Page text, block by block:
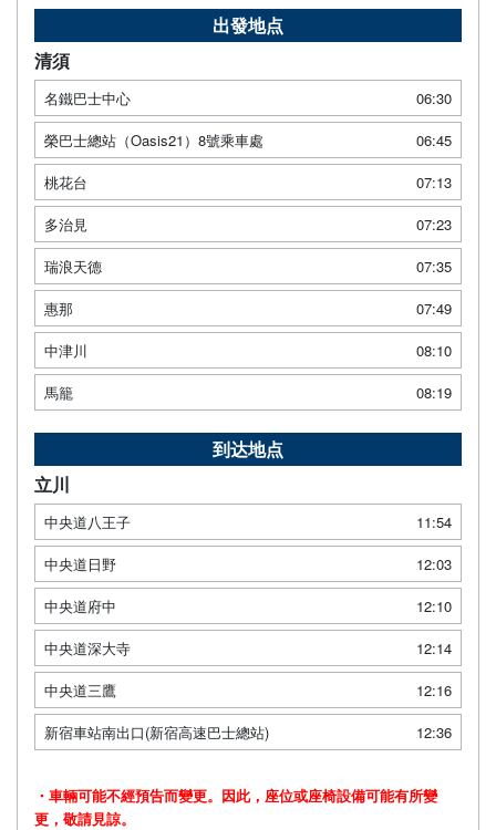
出發地点
清須
名鐵巴士中心
06:30
榮巴士總站（Oasis21）8號乘車處
06:45
桃花台
07:13
多治見
07:23
瑞浪天德
07:35
惠那
07:49
中津川
08:10
馬籠
08:19
到达地点
立川
中央道八王子
11:54
中央道日野
12:03
中央道府中
12:10
中央道深大寺
12:14
中央道三鷹
12:16
新宿車站南出口(新宿高速巴士總站)
12:36
・車輛可能不經預告而變更。因此，座位或座椅設備可能有所變
更，敬請見諒。